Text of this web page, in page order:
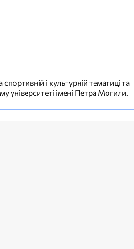
і культурній тематиці та
університеті імені Петра Могили.